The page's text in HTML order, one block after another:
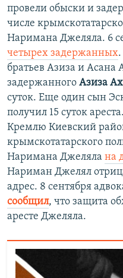
провели обыски и
числе
Наримана Джеляла. 6
четырех задержанных
братьев Азиза и Асана
задержанного Азиза
суток. Еще один сын
получил 15 суток
Кремлю Киевский
крымскотатарского
Наримана Джеляла на
Нариман Джелял
адрес. 8 сентября
сообщил, что защита
аресте Джеляла.